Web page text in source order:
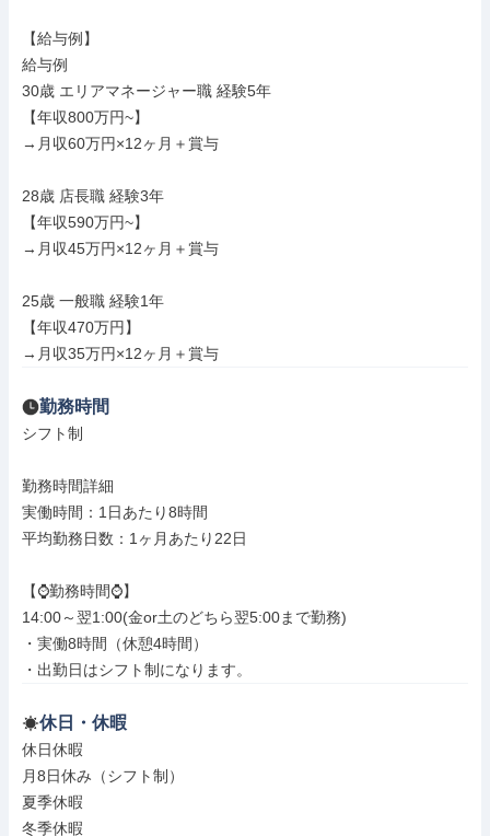
【給与例】
給与例
30歳 エリアマネージャー職 経験5年
【年収800万円~】
→月収60万円×12ヶ月＋賞与
28歳 店長職 経験3年
【年収590万円~】
→月収45万円×12ヶ月＋賞与
25歳 一般職 経験1年
【年収470万円】
→月収35万円×12ヶ月＋賞与
勤務時間
シフト制
勤務時間詳細
実働時間：1日あたり8時間
平均勤務日数：1ヶ月あたり22日
【⌚勤務時間⌚】
14:00～翌1:00(金or土のどちら翌5:00まで勤務)
・実働8時間（休憩4時間）
・出勤日はシフト制になります。
休日・休暇
休日休暇
月8日休み（シフト制）
夏季休暇
冬季休暇